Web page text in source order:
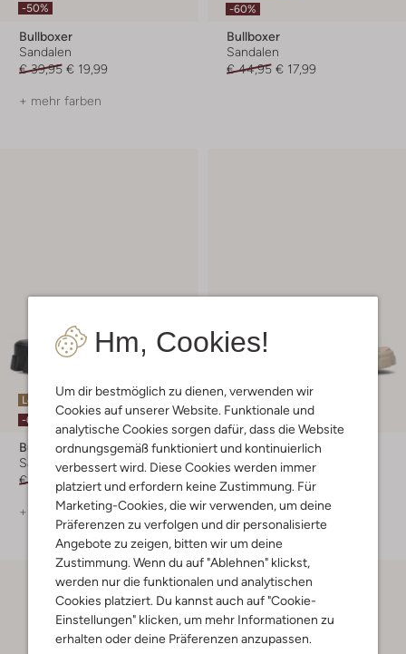
Hm, Cookies!
Um dir bestmöglich zu dienen, verwenden wir
Cookies auf unserer Website. Funktionale und
analytische Cookies sorgen dafür, dass die Website
ordnungsgemäß funktioniert und kontinuierlich
verbessert wird. Diese Cookies werden immer
platziert und erfordern keine Zustimmung. Für
Marketing-Cookies, die wir verwenden, um deine
Präferenzen zu verfolgen und dir personalisierte
Angebote zu zeigen, bitten wir um deine
Zustimmung. Wenn du auf "Ablehnen" klickst,
werden nur die funktionalen und analytischen
Cookies platziert. Du kannst auch auf "Cookie-
Einstellungen" klicken, um mehr Informationen zu
erhalten oder deine Präferenzen anzupassen.
-50%
Bullboxer
Sandalen
€ 39,95 € 19,99
+ mehr farben
-60%
Bullboxer
Sandalen
€ 44,95 € 17,99
Letzte Größen
-60%
Bullboxer
Sandalen
€ 49,95
€ 19,99
+ mehr farben
Letzter Artikel
-60%
Bullboxer
Sandalen
€ 49,95
€ 19,99
+ mehr farben